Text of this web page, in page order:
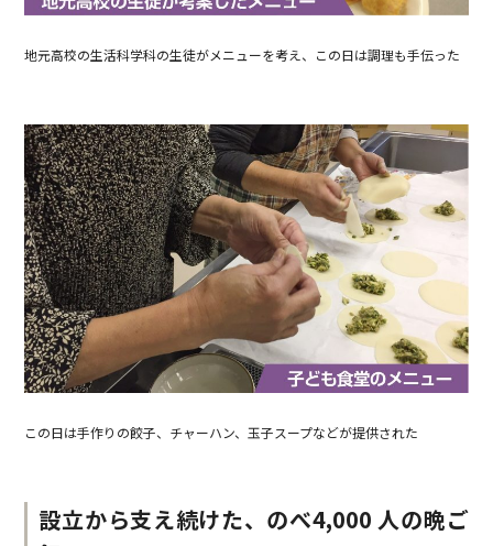
地元高校の生活科学科の生徒がメニューを考え、この日は調理も手伝った
この日は手作りの餃子、チャーハン、玉子スープなどが提供された
設立から支え続けた、のべ4,000 人の晩ご